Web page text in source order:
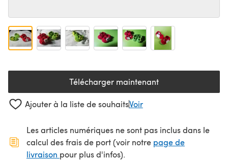
Télécharger maintenant(s'ouvre dans un nouvel
Ajouter à la liste de souhaitsVoir
Les articles numériques ne sont pas inclus dans le
calcul des frais de port (voir notre page de
livraison (s'ouvre dans un nouvel onglet)
pour plus d'infos).